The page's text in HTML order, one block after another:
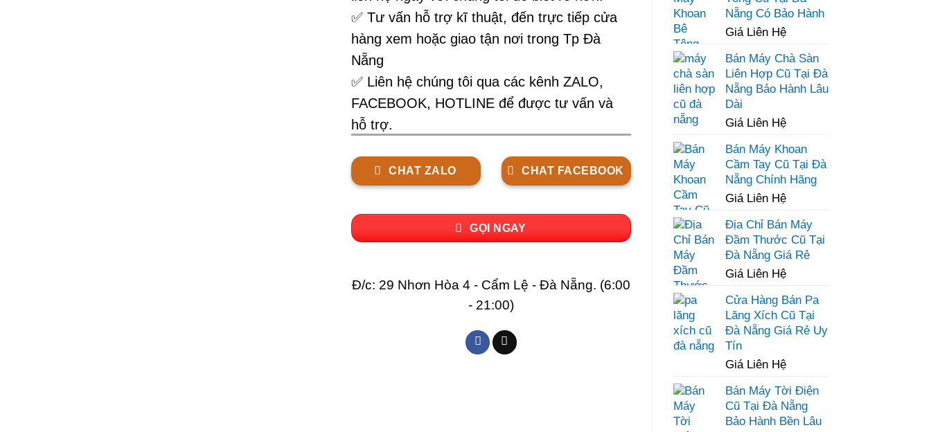
✅ Tư vấn hỗ trợ kĩ thuật, đến trực tiếp cửa
hàng xem hoặc giao tận nơi trong Tp Đà
Nẵng
✅ Liên hệ chúng tôi qua các kênh ZALO,
FACEBOOK, HOTLINE để được tư vấn và
hỗ trợ.
CHAT ZALO CHAT FACEBOOK
GỌI NGAY
Đ/c: 29 Nhơn Hòa 4 - Cẩm Lệ - Đà Nẵng. (6:00
- 21:00)
Nẵng Có Bảo Hành
Giá Liên Hệ
Bán Máy Chà Sàn
Liên Hợp Cũ Tại Đà
Nẵng Bảo Hành Lâu
Dài
Giá Liên Hệ
Bán Máy Khoan
Cầm Tay Cũ Tại Đà
Nẵng Chính Hãng
Giá Liên Hệ
Địa Chỉ Bán Máy
Đầm Thước Cũ Tại
Đà Nẵng Giá Rẻ
Giá Liên Hệ
Cửa Hàng Bán Pa
Lăng Xích Cũ Tại
Đà Nẵng Giá Rẻ Uy
Tín
Giá Liên Hệ
Bán Máy Tời Điện
Cũ Tại Đà Nẵng
Bảo Hành Bền Lâu